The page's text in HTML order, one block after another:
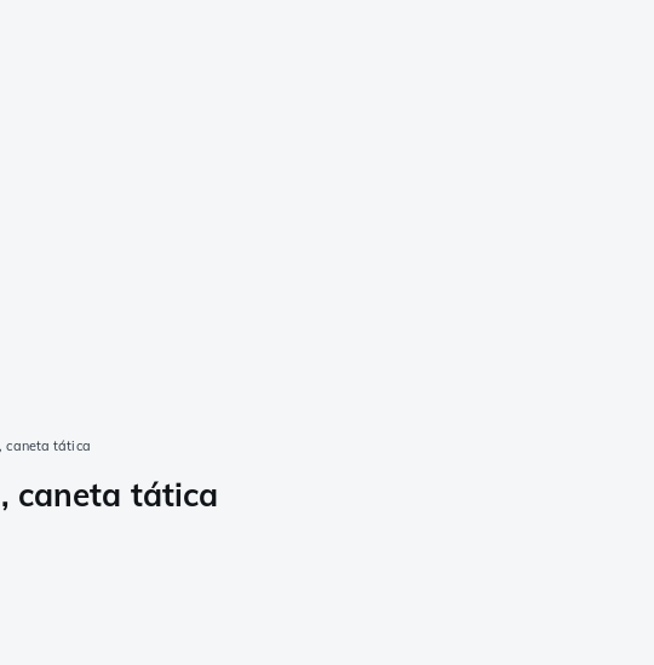
caneta tática
caneta tática